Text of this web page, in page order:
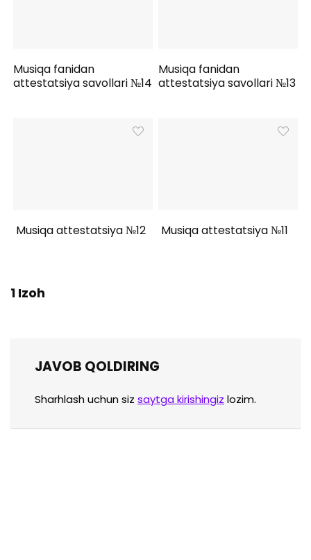
Musiqa fanidan
attestatsiya savollari №14
Musiqa fanidan
attestatsiya savollari №13
Musiqa attestatsiya №12 Musiqa attestatsiya №11
1 Izoh
JAVOB QOLDIRING
Sharhlash uchun siz saytga kirishingiz lozim.